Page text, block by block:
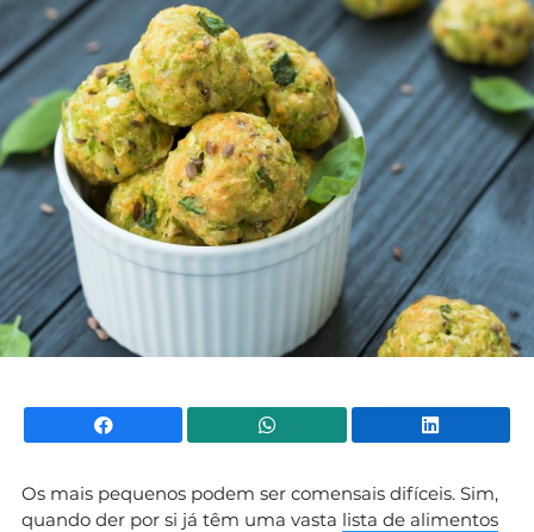
Facebook WhatsApp
Os mais pequenos podem ser comensais difíceis. Sim,
quando der por si já têm uma vasta lista de alimentos